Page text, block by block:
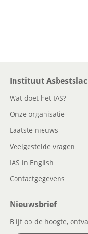
Instituut
Wat doet het IAS?
Onze organisatie
Laatste nieuws
Veelgestelde vragen
IAS in English
Contactgegevens
Nieuwsbrief
Blijf op de hoogte,